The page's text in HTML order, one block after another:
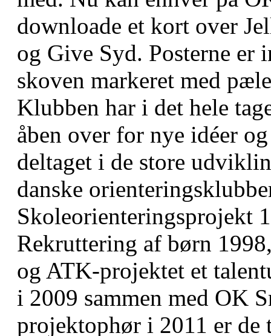
downloade et kort over
og Give Syd. Posterne er
skoven markeret med
Klubben har i det hele
åben over for nye idéer
deltaget i de store
danske
Skoleorienteringsprojekt
Rekruttering af børn
og ATK-projektet et
i 2009 sammen med OK
projektophør i 2011 er de